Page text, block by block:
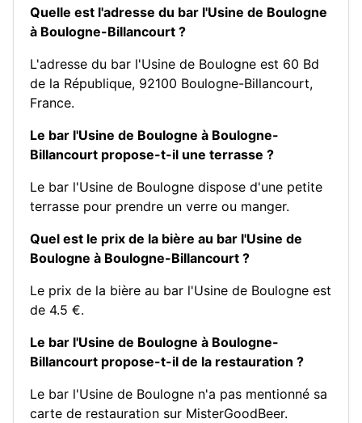
Quelle est l'adresse du bar l'Usine de Boulogne
à Boulogne-Billancourt ?
L'adresse du bar l'Usine de Boulogne est 60 Bd
de la République, 92100 Boulogne-Billancourt,
France.
Le bar l'Usine de Boulogne à Boulogne-
Billancourt propose-t-il une terrasse ?
Le bar l'Usine de Boulogne dispose d'une petite
terrasse pour prendre un verre ou manger.
Quel est le prix de la bière au bar l'Usine de
Boulogne à Boulogne-Billancourt ?
Le prix de la bière au bar l'Usine de Boulogne est
de 4.5 €.
Le bar l'Usine de Boulogne à Boulogne-
Billancourt propose-t-il de la restauration ?
Le bar l'Usine de Boulogne n'a pas mentionné sa
carte de restauration sur MisterGoodBeer.